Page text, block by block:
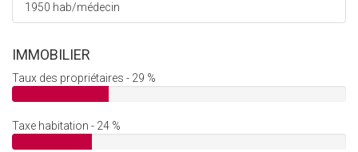
1950 hab/médecin
IMMOBILIER
Taux des propriétaires - 29 %
Taxe habitation - 24 %